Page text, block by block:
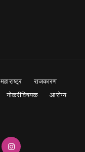
महाराष्ट्र
राजकारण
नोकरीविषयक
आरोग्य